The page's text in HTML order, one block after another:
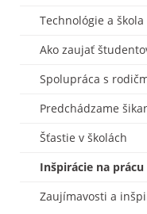
Technológie a škola
Ako zaujať
Spolupráca s
Predchádzame
Šťastie v školách
Inšpirácie na
Zaujímavosti a